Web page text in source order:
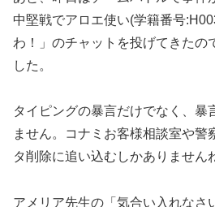
中堅戦でアロエ使い(学籍番号
わ！」のチャットを投げてきたの
した。
タイピングの暴言だけでなく、暴
ません。コナミお客様相談室や警
タ削除に追い込むしかありません
アメリア先生の「気合い入れなさ